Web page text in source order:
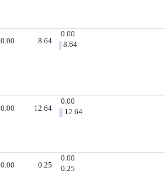
0.00 8.64
0.00
8.64
0.00 12.64
0.00
12.64
0.00 0.25
0.00
0.25